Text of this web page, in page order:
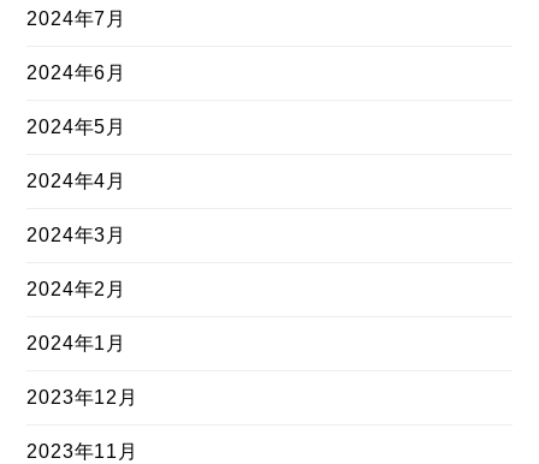
2024年7月
2024年6月
2024年5月
2024年4月
2024年3月
2024年2月
2024年1月
2023年12月
2023年11月